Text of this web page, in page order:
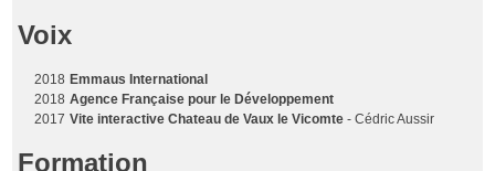
Voix
2018 Emmaus International
2018 Agence Française pour le Développement
2017 Vite interactive Chateau de Vaux le Vicomte - Cédric Aussir
Formation